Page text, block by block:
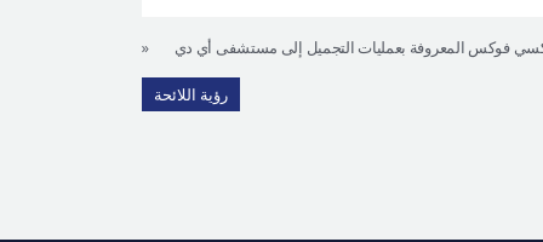
« فوكس المعروفة بعمليات التجميل إلى مستشفى أي دي
رؤية اللائحة